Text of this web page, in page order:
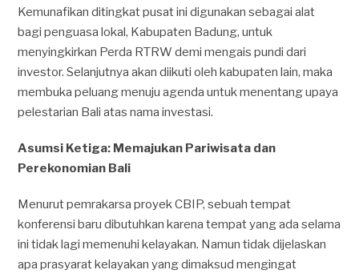
Kemunafikan ditingkat pusat ini digunakan sebagai alat
bagi penguasa lokal, Kabupaten Badung, untuk
menyingkirkan Perda RTRW demi mengais pundi dari
investor. Selanjutnya akan diikuti oleh kabupaten lain, maka
membuka peluang menuju agenda untuk menentang upaya
pelestarian Bali atas nama investasi.
Asumsi Ketiga: Memajukan Pariwisata dan
Perekonomian Bali
Menurut pemrakarsa proyek CBIP, sebuah tempat
konferensi baru dibutuhkan karena tempat yang ada selama
ini tidak lagi memenuhi kelayakan. Namun tidak dijelaskan
apa prasyarat kelayakan yang dimaksud mengingat